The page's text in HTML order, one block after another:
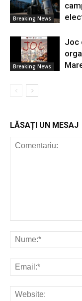
Breaking News
Breaking News
Joc
LĂSAȚI UN MESAJ